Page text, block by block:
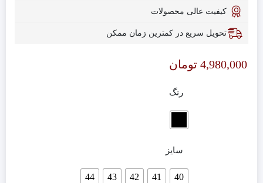
کیفیت عالی محصولات
تحویل سریع در کمترین زمان ممکن
4,980,000 تومان
رنگ
سایز
40
41
42
43
44